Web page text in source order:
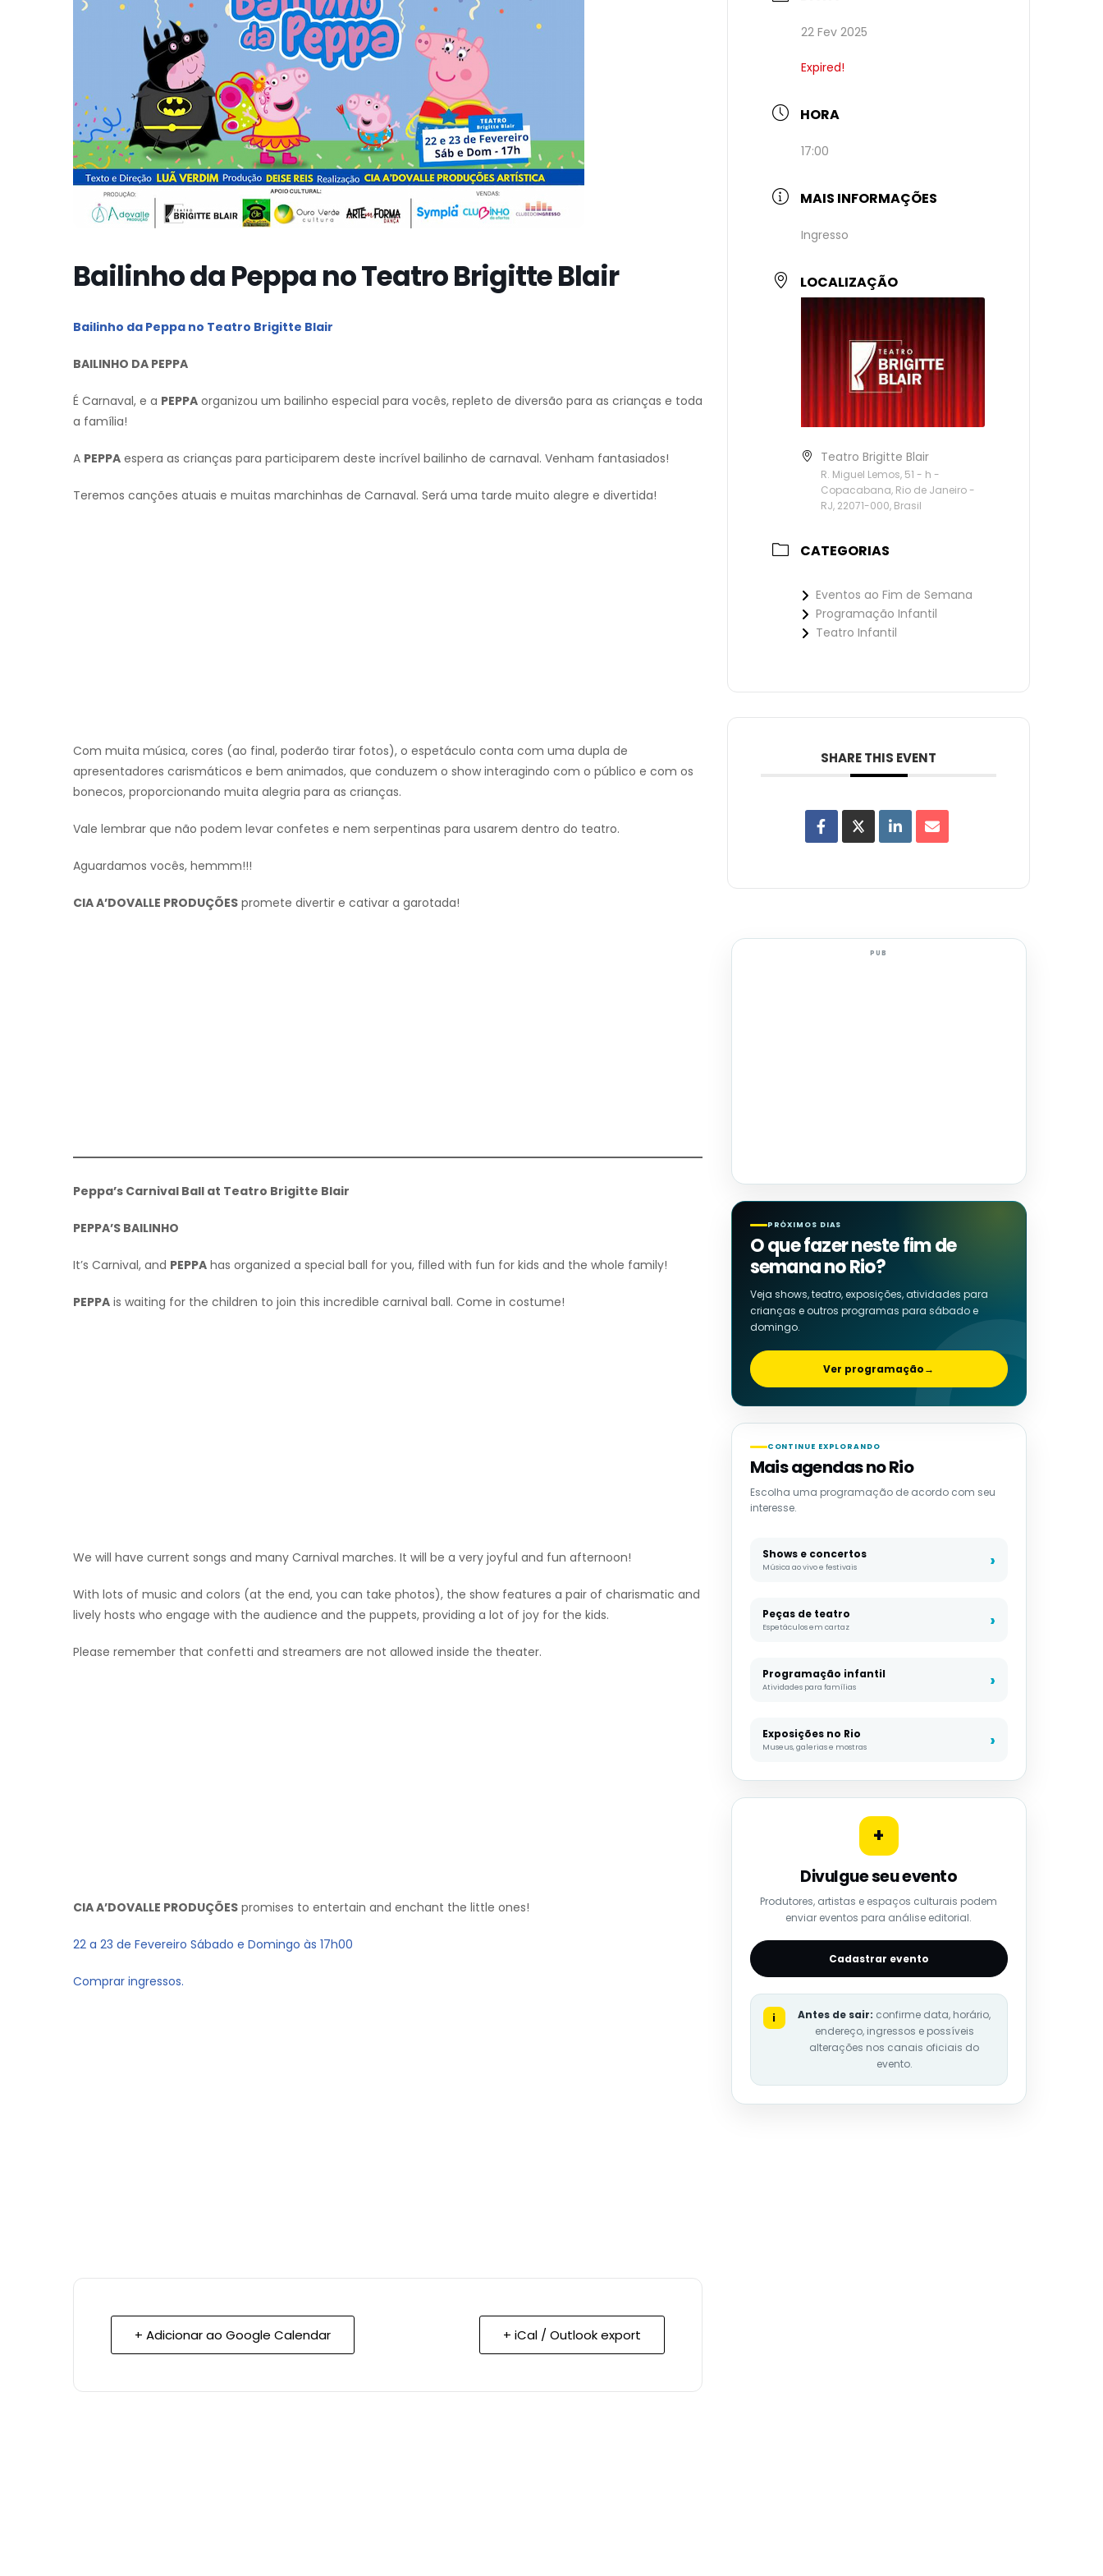
Bailinho da Peppa no Teatro Brigitte Blair
Bailinho da Peppa no Teatro Brigitte Blair
BAILINHO DA PEPPA
É Carnaval, e a PEPPA organizou um bailinho especial para vocês, repleto de diversão para as crianças e toda
a família!
A PEPPA espera as crianças para participarem deste incrível bailinho de carnaval. Venham fantasiados!
Teremos canções atuais e muitas marchinhas de Carnaval. Será uma tarde muito alegre e divertida!
Com muita música, cores (ao final, poderão tirar fotos), o espetáculo conta com uma dupla de
apresentadores carismáticos e bem animados, que conduzem o show interagindo com o público e com os
bonecos, proporcionando muita alegria para as crianças.
Vale lembrar que não podem levar confetes e nem serpentinas para usarem dentro do teatro.
Aguardamos vocês, hemmm!!!
CIA A’DOVALLE PRODUÇÕES promete divertir e cativar a garotada!
Peppa’s Carnival Ball at Teatro Brigitte Blair
PEPPA’S BAILINHO
It’s Carnival, and PEPPA has organized a special ball for you, filled with fun for kids and the whole family!
PEPPA is waiting for the children to join this incredible carnival ball. Come in costume!
We will have current songs and many Carnival marches. It will be a very joyful and fun afternoon!
With lots of music and colors (at the end, you can take photos), the show features a pair of charismatic and
lively hosts who engage with the audience and the puppets, providing a lot of joy for the kids.
Please remember that confetti and streamers are not allowed inside the theater.
CIA A’DOVALLE PRODUÇÕES promises to entertain and enchant the little ones!
22 a 23 de Fevereiro Sábado e Domingo às 17h00
Comprar ingressos.
+ Adicionar ao Google Calendar + iCal / Outlook export
22 Fev 2025
Expired!
HORA
17:00
MAIS INFORMAÇÕES
Ingresso
LOCALIZAÇÃO
Teatro Brigitte Blair
R. Miguel Lemos, 51 - h -
Copacabana, Rio de Janeiro -
RJ, 22071-000, Brasil
CATEGORIAS
Eventos ao Fim de Semana
Programação Infantil
Teatro Infantil
SHARE THIS EVENT
PUB
PRÓXIMOS DIAS
O que fazer neste fim de
semana no Rio?
Veja shows, teatro, exposições, atividades para
crianças e outros programas para sábado e
domingo.
Ver programação→
CONTINUE EXPLORANDO
Mais agendas no Rio
Escolha uma programação de acordo com seu
interesse.
Shows e concertos
Música ao vivo e festivais
Peças de teatro
Espetáculos em cartaz
Programação infantil
Atividades para famílias
Exposições no Rio
Museus, galerias e mostras
+
Divulgue seu evento
Produtores, artistas e espaços culturais podem
enviar eventos para análise editorial.
Cadastrar evento
i Antes de sair: confirme data, horário,
endereço, ingressos e possíveis
alterações nos canais oficiais do
evento.